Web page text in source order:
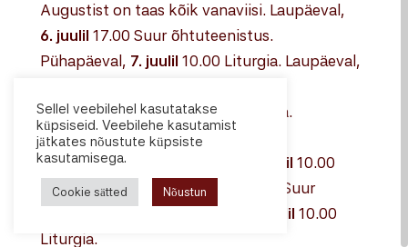
Augustist on taas kõik vanaviisi. Laupäeval,
6. juulil 17.00 Suur õhtuteenistus.
Pühapäeval, 7. juulil 10.00 Liturgia. Laupäeval,
Pühapäeval,14. juulil10.00 Liturgia.
Laupäeval,20. juulil17.00 Suur
õhtuteenistus. Pühapäeval,
21. juulil 10.00
Liturgia. Laupäeval,27. juulil
17.00 Suur
28. juulil 10.00
Liturgia.
Sellel veebilehel kasutatakse
küpsiseid. Veebilehe kasutamist
jätkates nõustute küpsiste
kasutamisega.
Cookie sätted Nõustun